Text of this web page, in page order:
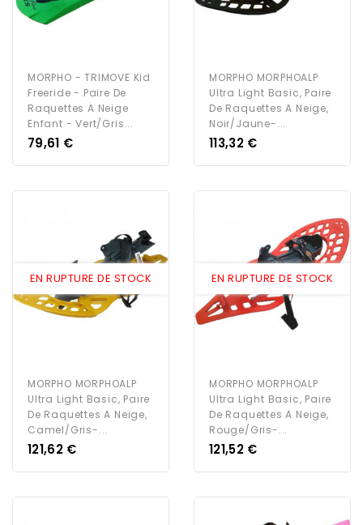
MORPHO - TRIMOVE Kid
Freeride - Paire De
Raquettes A Neige
Enfant - Vert/Gris...
Prix
79,61 €
MORPHO MORPHOALP
Ultra Light Basic, Paire
De Raquettes A Neige,
Noir/Jaune-...
Prix
113,32 €
EN RUPTURE DE STOCK
MORPHO MORPHOALP
Ultra Light Basic, Paire
De Raquettes A Neige,
Camel/Gris-...
Prix
121,62 €
EN RUPTURE DE STOCK
MORPHO MORPHOALP
Ultra Light Basic, Paire
De Raquettes A Neige,
Rouge/Gris-...
Prix
121,52 €